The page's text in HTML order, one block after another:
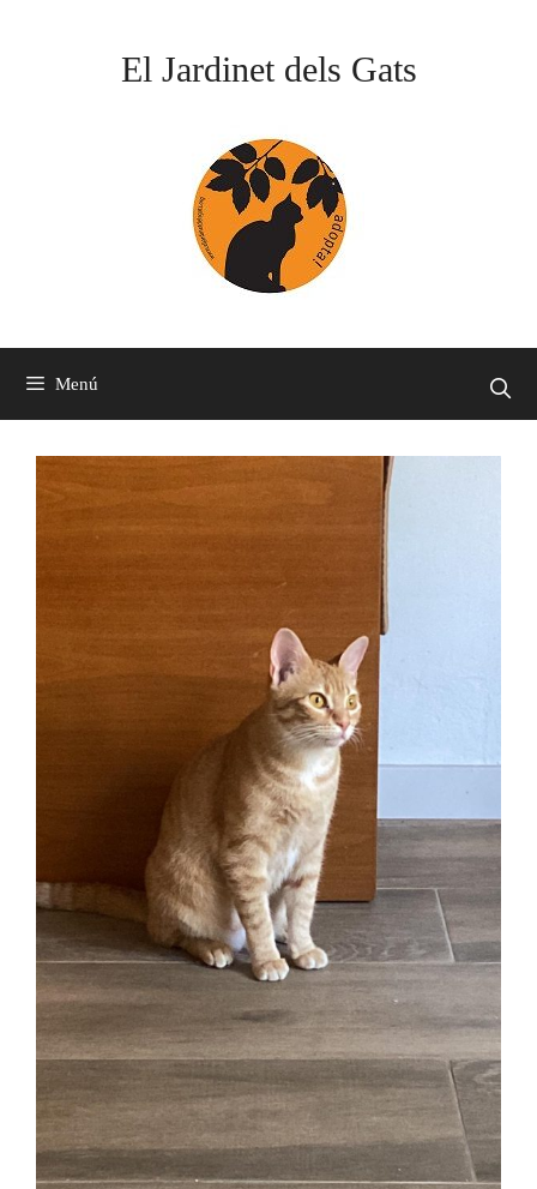
El Jardinet dels Gats
Menú